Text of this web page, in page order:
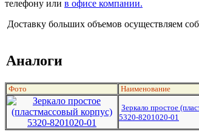
телефону или в офисе компании.
Доставку больших объемов осуществляем
Аналоги
Фото Наименование
Зеркало простое
5320-8201020-01